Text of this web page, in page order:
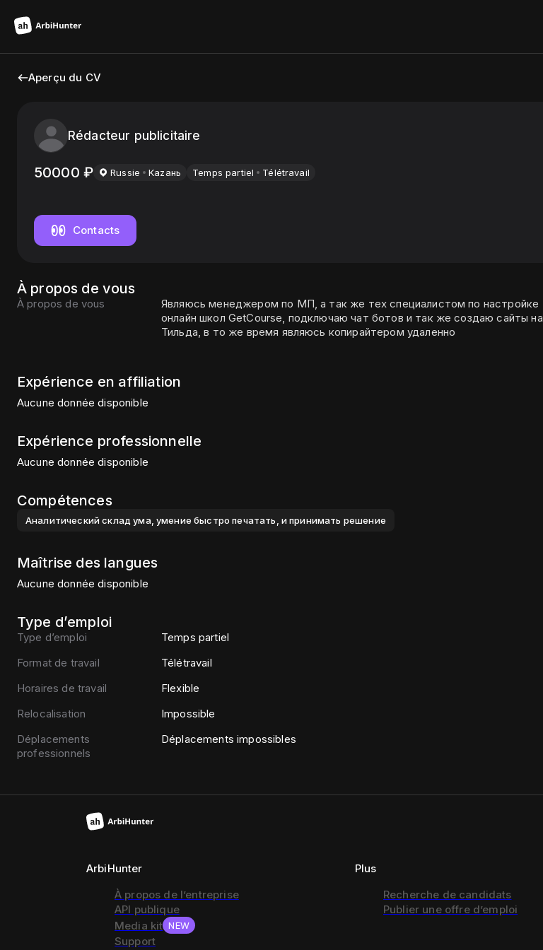
Aperçu du CV
Rédacteur publicitaire
50000 ₽ Russie Kazань Temps partiel Télétravail
Contacts
À propos de vous
À propos de vous
Являюсь менеджером по МП, а так же тех специалистом по настройке
онлайн школ GetCourse, подключаю чат ботов и так же создаю сайты на
Тильда, в то же время являюсь копирайтером удаленно
Expérience en affiliation
Aucune donnée disponible
Expérience professionnelle
Aucune donnée disponible
Compétences
Аналитический склад ума, умение быстро печатать, и принимать решение
Maîtrise des langues
Aucune donnée disponible
Type d’emploi
Type d’emploi
Temps partiel
Format de travail
Télétravail
Horaires de travail
Flexible
Relocalisation
Impossible
Déplacements
professionnels
Déplacements impossibles
ArbiHunter
À propos de l’entreprise
API publique
Media kit NEW
Support
Plus
Recherche de candidats
Publier une offre d’emploi